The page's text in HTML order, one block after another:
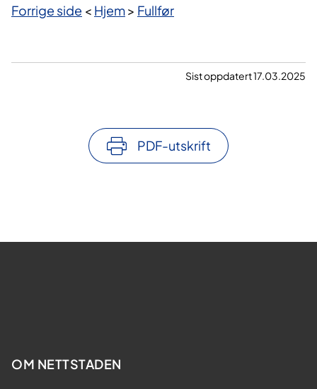
Forrige side < Hjem> Fullfør
Sist oppdatert 17.03.2025
PDF-utskrift
OM NETTSTADEN